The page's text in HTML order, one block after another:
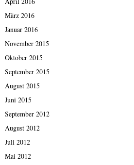
März 2016
Januar 2016
November 2015
Oktober 2015
September 2015
August 2015
Juni 2015
September 2012
August 2012
Juli 2012
Mai 2012